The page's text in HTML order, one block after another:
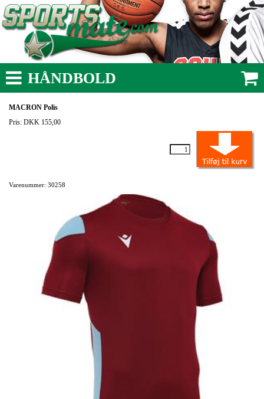
HÅNDBOLD
MACRON Polis
Pris: DKK 155,00
Varenummer: 30258